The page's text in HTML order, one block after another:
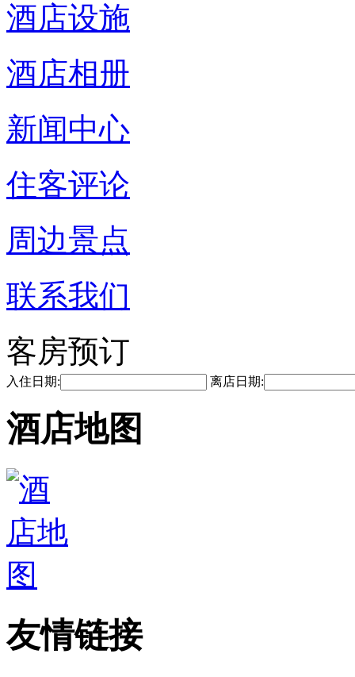
酒店设施
酒店相册
新闻中心
住客评论
周边景点
联系我们
客房预订
入住日期: 离店日期:
酒店地图
友情链接